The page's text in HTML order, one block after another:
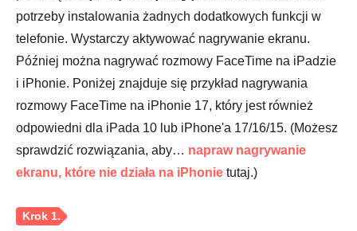
potrzeby instalowania żadnych dodatkowych funkcji w
telefonie. Wystarczy aktywować nagrywanie ekranu.
Później można nagrywać rozmowy FaceTime na iPadzie
i iPhonie. Poniżej znajduje się przykład nagrywania
rozmowy FaceTime na iPhonie 17, który jest również
odpowiedni dla iPada 10 lub iPhone'a 17/16/15. (Możesz
sprawdzić rozwiązania, aby… napraw nagrywanie
ekranu, które nie działa na iPhonie tutaj.)